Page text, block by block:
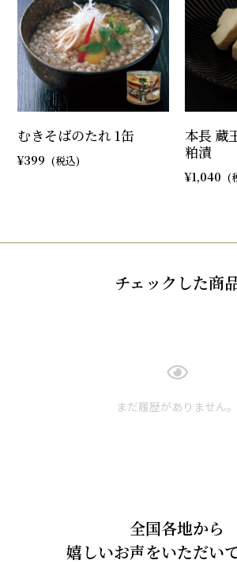
むきそばのたれ 1缶
399
本長 蔵
粕漬
1,040
チェックした商
まだ履歴がありません。
全国各地から
嬉しいお声をいただい